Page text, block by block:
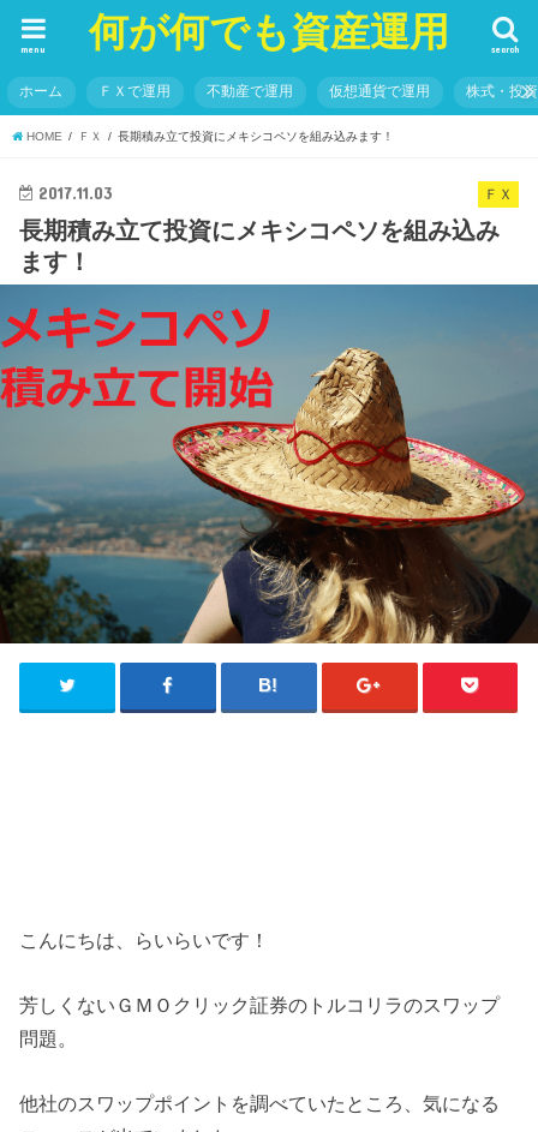
何が何でも資産運用 search
menu
ホーム ＦＸで運用 不動産で運用 仮想通貨で運用 株式・投
HOME ＦＸ 長期積み立て投資にメキシコペソを組み込みます！
ＦＸ
2017.11.03
長期積み立て投資にメキシコペソを組み込み
ます！
こんにちは、らいらいです！
芳しくないＧＭＯクリック証券のトルコリラのスワップ
問題。
他社のスワップポイントを調べていたところ、気になる